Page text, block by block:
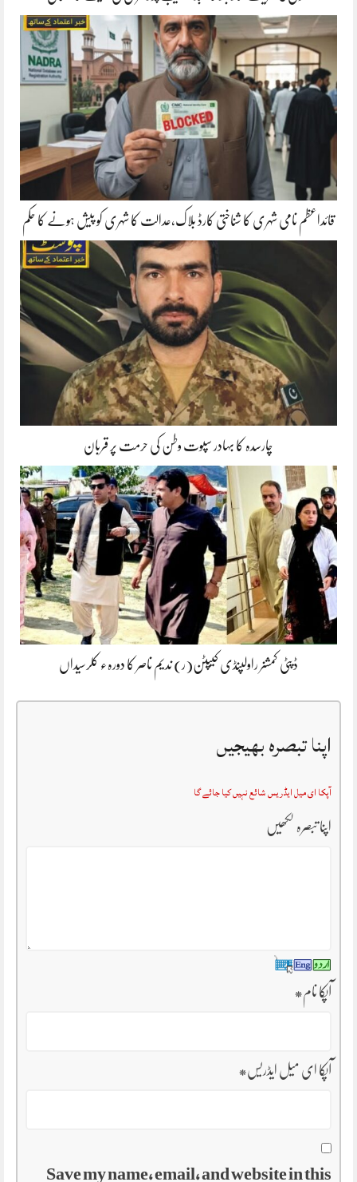
قائداعظم نامی شہری کا شناختی کارڈ بلاک،عدالت کا شہری کو پیش ہونے کا حکم
چارسدہ کا بہادر سپوت وطن کی حرمت پر قربان
ڈپٹی کمشنر راولپنڈی کیپٹن(ر) ندیم ناصر کا دورہء کلرسیداں
اپنا تبصرہ بھیجیں
آپکا ای میل ایڈریس شائع نہیں کیا جائے گا
اپنا تبصرہ لکھیں
آپکا نام*
آپکا ای میل ایڈریس*
Save my name, email, and website in this